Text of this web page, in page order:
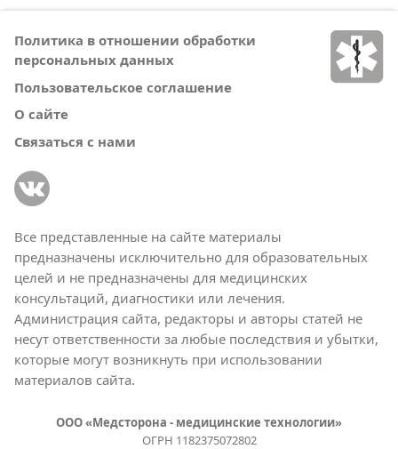
Политика в отношении обработки
персональных данных
Пользовательское соглашение
О сайте
Связаться с нами
Все представленные на сайте материалы
предназначены исключительно для образовательных
целей и не предназначены для медицинских
консультаций, диагностики или лечения.
Администрация сайта, редакторы и авторы статей не
несут ответственности за любые последствия и убытки,
которые могут возникнуть при использовании
материалов сайта.
ООО «Медсторона - медицинские технологии»
ОГРН 1182375072802